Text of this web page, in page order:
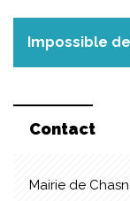
Impossible
Contact
Mairie de